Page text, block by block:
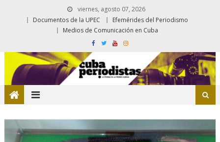
viernes, agosto 07, 2026
Documentos de la UPEC
Efemérides del Periodismo
Medios de Comunicación en Cuba